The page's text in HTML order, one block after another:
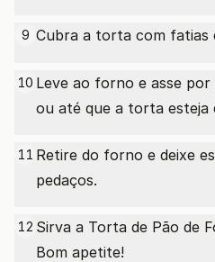
9 Cubra a torta com fatias
10 Leve ao forno e asse
ou até que a torta esteja
11 Retire do forno e deixe
pedaços.
12 Sirva a Torta de Pão de
Bom apetite!